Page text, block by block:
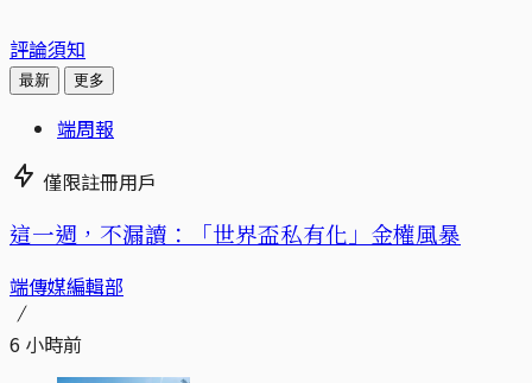
評論須知
最新 更多
端周報
僅限註冊用戶
這一週，不漏讀：「世界盃私有化」金權風暴
端傳媒編輯部
6 小時前